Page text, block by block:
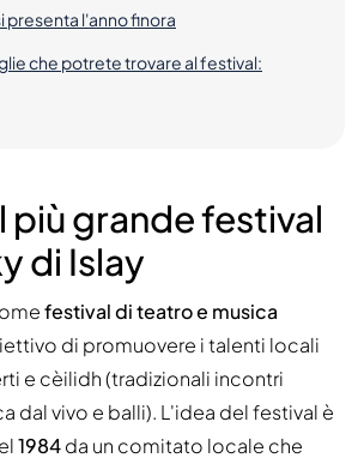
presenta l'anno finora
che potrete trovare al festival:
più grande festival
di Islay
festival di teatro e musica
di promuovere i talenti locali
e cèilidh (tradizionali incontri
dal vivo e balli). L'idea del festival è
1984da un comitato locale che